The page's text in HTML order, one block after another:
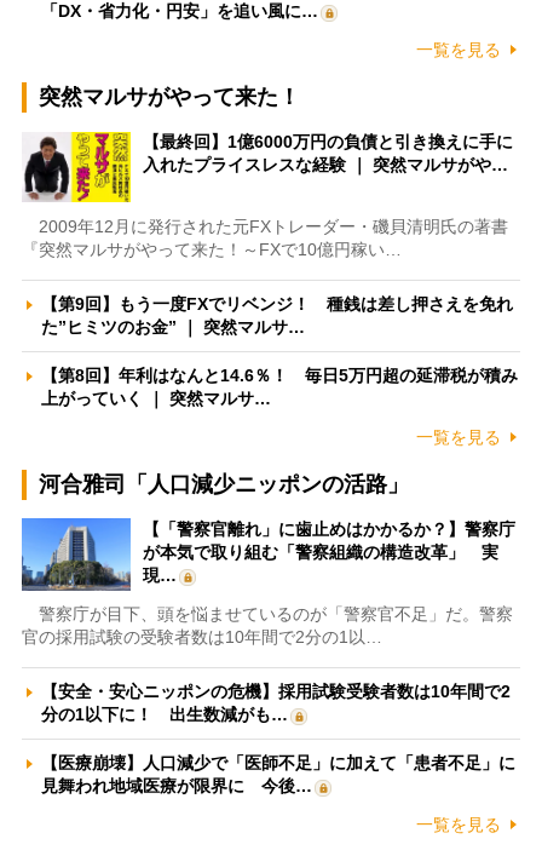
「DX・省力化・円安」を追い風に…
一覧を見る
突然マルサがやって来た！
【最終回】1億6000万円の負債と引き換えに手に
入れたプライスレスな経験 ｜ 突然マルサがや…
2009年12月に発行された元FXトレーダー・磯貝清明氏の著書
『突然マルサがやって来た！～FXで10億円稼い…
【第9回】もう一度FXでリベンジ！ 種銭は差し押さえを免れ
た”ヒミツのお金” ｜ 突然マルサ…
【第8回】年利はなんと14.6％！ 毎日5万円超の延滞税が積み
上がっていく ｜ 突然マルサ…
一覧を見る
河合雅司「人口減少ニッポンの活路」
【「警察官離れ」に歯止めはかかるか？】警察庁
が本気で取り組む「警察組織の構造改革」 実
現…
警察庁が目下、頭を悩ませているのが「警察官不足」だ。警察
官の採用試験の受験者数は10年間で2分の1以…
【安全・安心ニッポンの危機】採用試験受験者数は10年間で2
分の1以下に！ 出生数減がも…
【医療崩壊】人口減少で「医師不足」に加えて「患者不足」に
見舞われ地域医療が限界に 今後…
一覧を見る